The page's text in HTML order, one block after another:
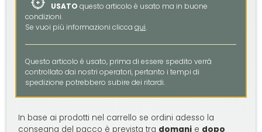
USATO questo articolo è usato ma in buone
condizioni.
Se vuoi più informazioni cliccaqui.
Questo articolo é usato, prima di essere spedito verrà
controllato dai nostri operatori, pertanto i tempi di
spedizione potrebbero subire dei ritardi.
In base ai prodotti nel carrello se ordini adesso la
consegna del pacco è prevista tra domani e dopo